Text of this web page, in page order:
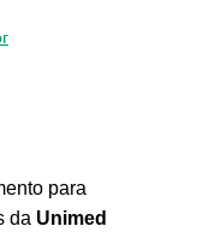
para
da Unimed